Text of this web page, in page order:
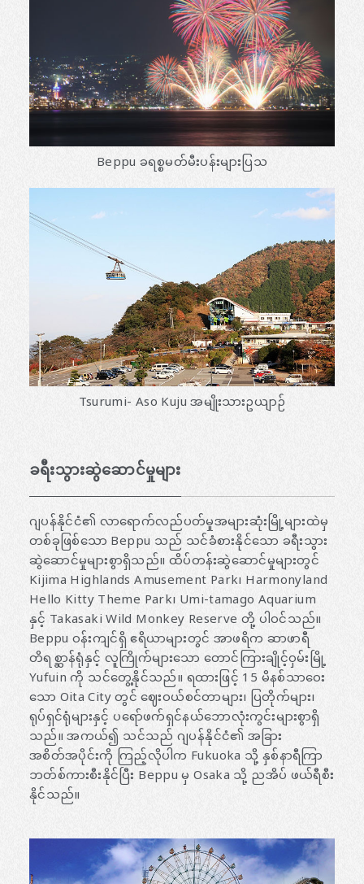
Beppu ခရစ္စမတ်မီးပန်းများပြသ
Tsurumi- Aso Kuju အမျိုးသားဥယျာဉ်
ခရီးသွားဆွဲဆောင်မှုများ
ဂျပန်နိုင်ငံ၏ လာရောက်လည်ပတ်မှုအများဆုံးမြို့များထဲမှ
တစ်ခုဖြစ်သော Beppu သည် သင်ခံစားနိုင်သော ခရီးသွား
ဆွဲဆောင်မှုများစွာရှိသည်။ ထိပ်တန်းဆွဲဆောင်မှုများတွင်
Kijima Highlands Amusement Park၊ Harmonyland
Hello Kitty Theme Park၊ Umi-tamago Aquarium
နှင့် Takasaki Wild Monkey Reserve တို့ ပါဝင်သည်။
Beppu ဝန်းကျင်ရှိ ဧရိယာများတွင် အာဖရိက ဆာဖာရီ
တိရစ္ဆာန်ရုံနှင့် လူကြိုက်များသော တောင်ကြားချိုင့်ဝှမ်းမြို့
Yufuin ကို သင်တွေ့နိုင်သည်။ ရထားဖြင့် 15 မိနစ်သာဝေး
သော Oita City တွင် ဈေးဝယ်စင်တာများ၊ ပြတိုက်များ၊
ရုပ်ရှင်ရုံများနှင့် ပရော်ဖက်ရှင်နယ်ဘောလုံးကွင်းများစွာရှိ
သည်။ အကယ်၍ သင်သည် ဂျပန်နိုင်ငံ၏ အခြား
အစိတ်အပိုင်းကို ကြည့်လိုပါက Fukuoka သို့ နှစ်နာရီကြာ
ဘတ်စ်ကားစီးနိုင်ပြီး Beppu မှ Osaka သို့ ညအိပ် ဖယ်ရီစီး
နိုင်သည်။